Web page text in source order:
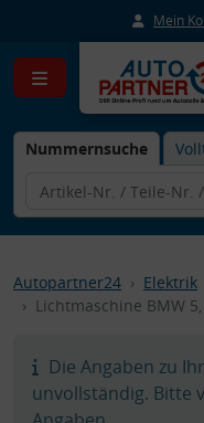
Mein
Nummernsuche
Autopartner24 Elektrik
Lichtmaschine BMW 5,
Die Angaben zu
unvollständig. Bitte